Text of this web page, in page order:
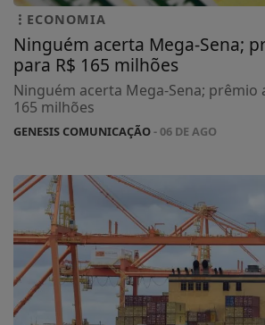
ECONOMIA
Ninguém acerta Mega-Sena;
para R$ 165 milhões
Ninguém acerta Mega-Sena; prêmio
165 milhões
GENESIS COMUNICAÇÃO- 06 DE AGO